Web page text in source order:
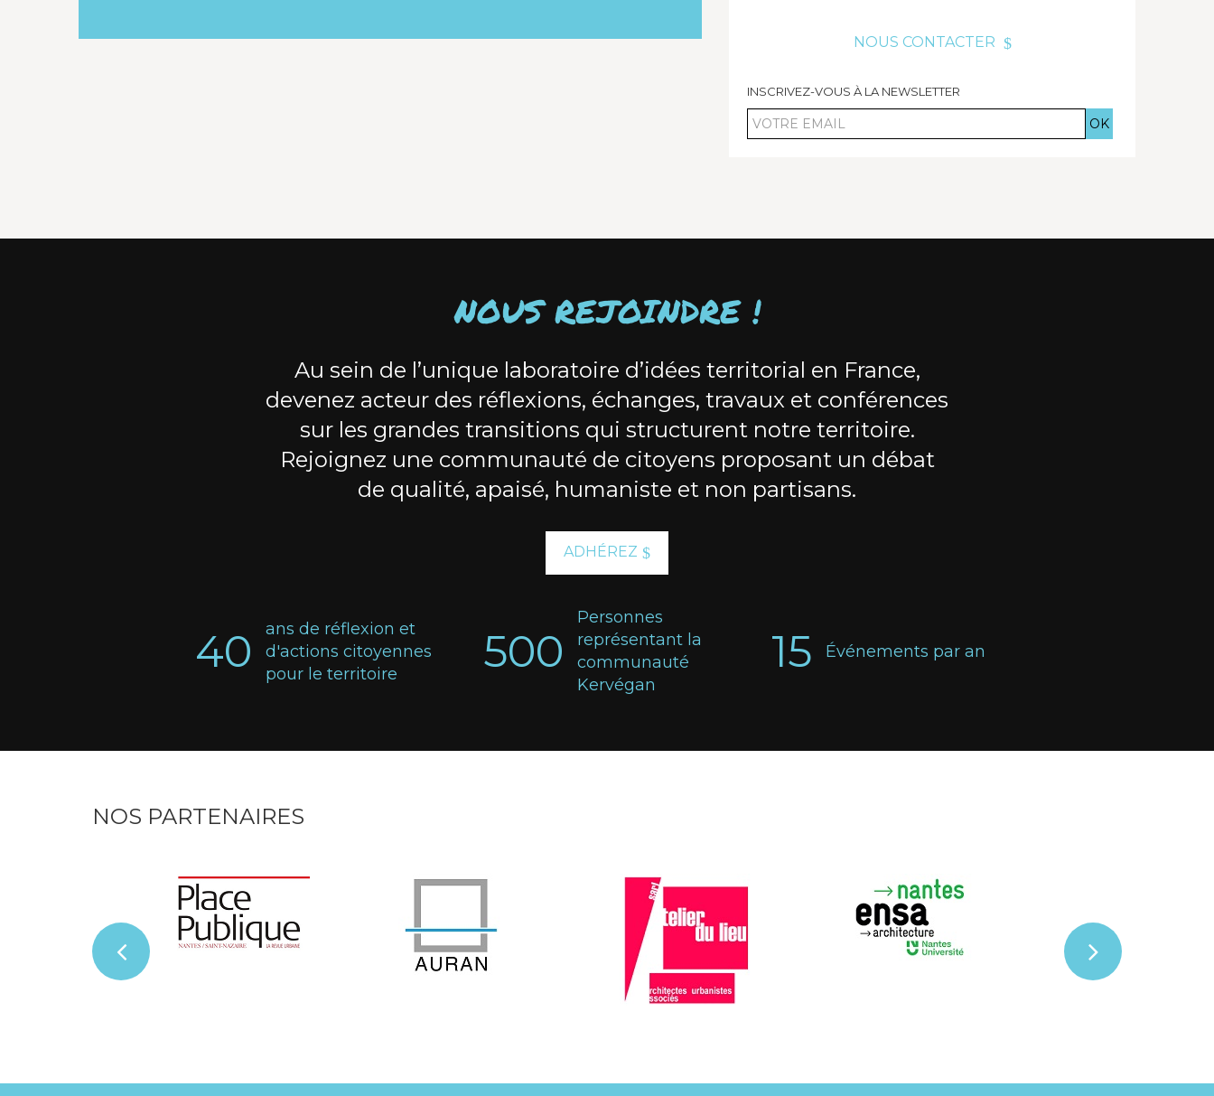
NOUS CONTACTER
INSCRIVEZ-VOUS À LA NEWSLETTER
Votre
email
NOUS REJOINDRE !
Au sein de l’unique laboratoire d’idées territorial en France,
devenez acteur des réflexions, échanges, travaux et conférences
sur les grandes transitions qui structurent notre territoire.
Rejoignez une communauté de citoyens proposant un débat
de qualité, apaisé, humaniste et non partisans.
ADHÉREZ
40
ans de réflexion et
d'actions citoyennes
pour le territoire
500
Personnes
représentant la
communauté
Kervégan
15 Événements par an
NOS PARTENAIRES